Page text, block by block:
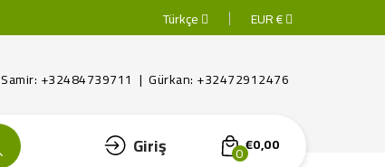
Türkçe EUR €
Samir: +32484739711 | Gürkan: +32472912476
Giriş 0€0,00